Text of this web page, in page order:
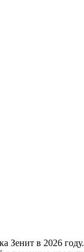
Зенит в 2026